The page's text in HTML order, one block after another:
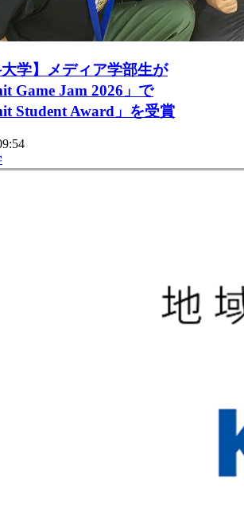
大学】メディア学部生が
Game Jam 2026」で
Student Award」を受賞